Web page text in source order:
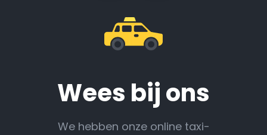
Wees bij ons
We hebben onze online taxi-